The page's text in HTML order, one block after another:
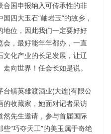
合国申报纳入可传承性的非
四大玉石“岫岩玉”的故乡，
地位，因此我们一定要好好
，最好能年年都办，一直
化产业的长足发展，让辽
向世界！任会长如是说。
镇英雄渡酒业(大连)有限公
的收藏家，她面对记者采访
然先生邀请，参与首届国际
“巧夺天工”的美玉属于奇绝